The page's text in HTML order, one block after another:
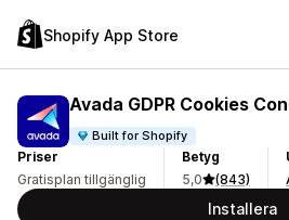
Shopify App Store
Avada GDPR Cookies
Built for Shopify
Priser
Gratisplan tillgänglig
Betyg
5,0
(843)
Installera